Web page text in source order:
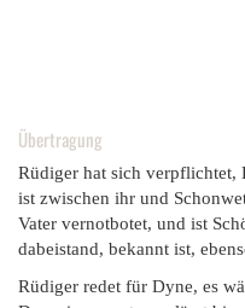
Übertragung
Rüdiger hat sich verpflichtet,
ist zwischen ihr und
Vater vernotbotet, und ist
dabeistand, bekannt ist,
Rüdiger redet für Dyne, es